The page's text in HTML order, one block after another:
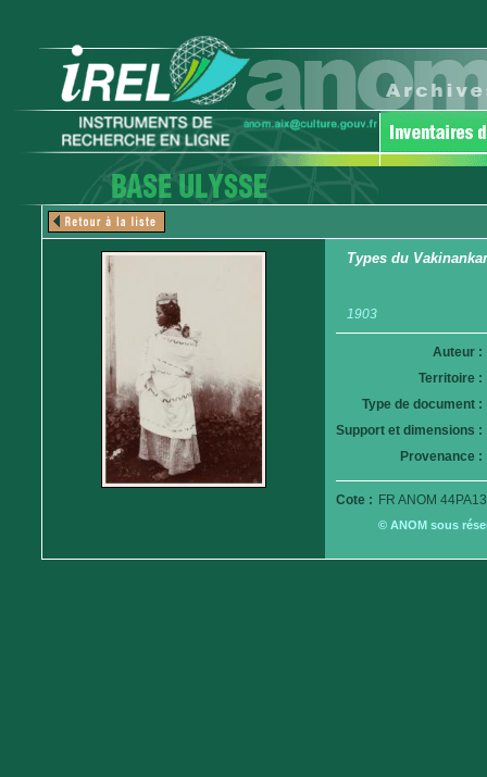
Types du
1903
Auteur :
Territoire :
Type de document :
Support et dimensions :
Provenance :
Cote : FR ANOM
© ANOM sous